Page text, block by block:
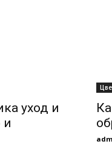
уход и
и